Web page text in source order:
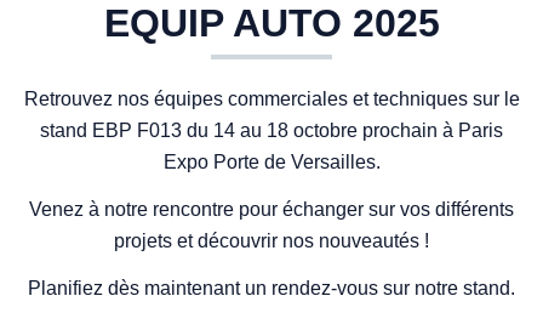
EQUIP AUTO 2025
Retrouvez nos équipes commerciales et techniques sur le
stand EBP F013 du 14 au 18 octobre prochain à Paris
Expo Porte de Versailles.
Venez à notre rencontre pour échanger sur vos différents
projets et découvrir nos nouveautés !
Planifiez dès maintenant un rendez-vous sur notre stand.